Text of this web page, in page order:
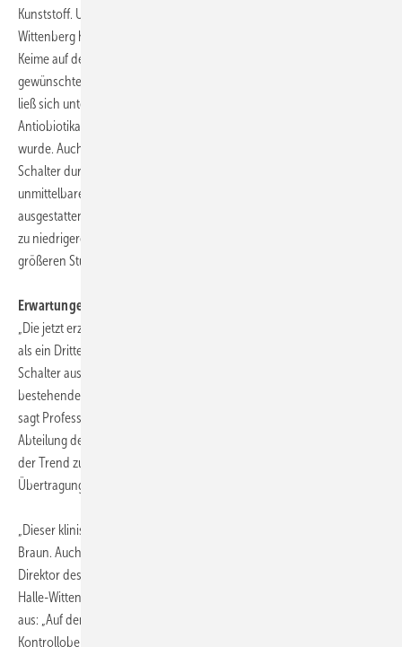
Kunststoff. Unabhängige Wissenschaftler der Universität Halle-
Wittenberg haben regelmäßig Proben genommen und die Anzahl der
Keime auf den verschiedenen Kontaktflächen verglichen. Der
gewünschte Effekt trat dabei insbesondere bei den Türklinken auf. So
ließ sich unter Alltagsbedingungen nachweisen, dass die Zahl der
Antiobiotika-resistenten Bakterien (MRSA) um ein Drittel verringert
wurde. Auch die Neubesiedlung der Kupfer-Türgriffe und Kupfer-
Schalter durch Keime wurde erheblich vermindert. Dies hatte einen
unmittelbaren Nutzen für die Patienten: Auf den mit Kupferkliniken
ausgestatten Stationen gab es im Untersuchungszeitraum einen Trend
zu niedrigeren Infektionsraten bei Patienten, der allerdings in
größeren Studien noch genauer untersucht werden muss.
Erwartungen wurden übertroffen
„Die jetzt erzielten Ergebnisse, eine Reduzierung der Keime um mehr
als ein Drittel, machen Hoffnung. Kontaktflächen wie Griffe und
Schalter aus Kupfer können damit eine sinnvolle Ergänzung zu
bestehenden Hygienemaßnahmen wie der Händedesinfektion sein“,
sagt Professor Dr. med. Jörg Braun, Chefarzt der I. Medizinischen
Abteilung der Asklepios Klinik Wandsbek. Positiv zu bewerten sei auch
der Trend zum Rückgang der sogenannten nosokomialen
Übertragung, also der im Krankenhaus erworbenen Infektionen.
„Dieser klinische Effekt hat meine Erwartung übertroffen“, so Professor
Braun. Auch die Bewertung durch Professor Dr. Dietrich H. Nies,
Direktor des Instituts für Biologie an der Martin-Luther-Universität
Halle-Wittenberg und Spezialist für Biometallstoffwechsel, fällt positiv
aus: „Auf den Kupferoberflächen fanden sich im Vergleich zu den
Kontrolloberflächen, also den herkömmlichen Türgriffen, Türplatten